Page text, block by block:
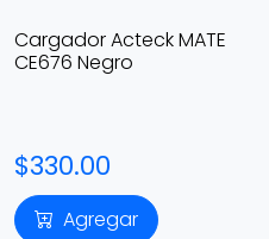
Cargador Acteck MATE
CE676 Negro
$330.00
Agregar